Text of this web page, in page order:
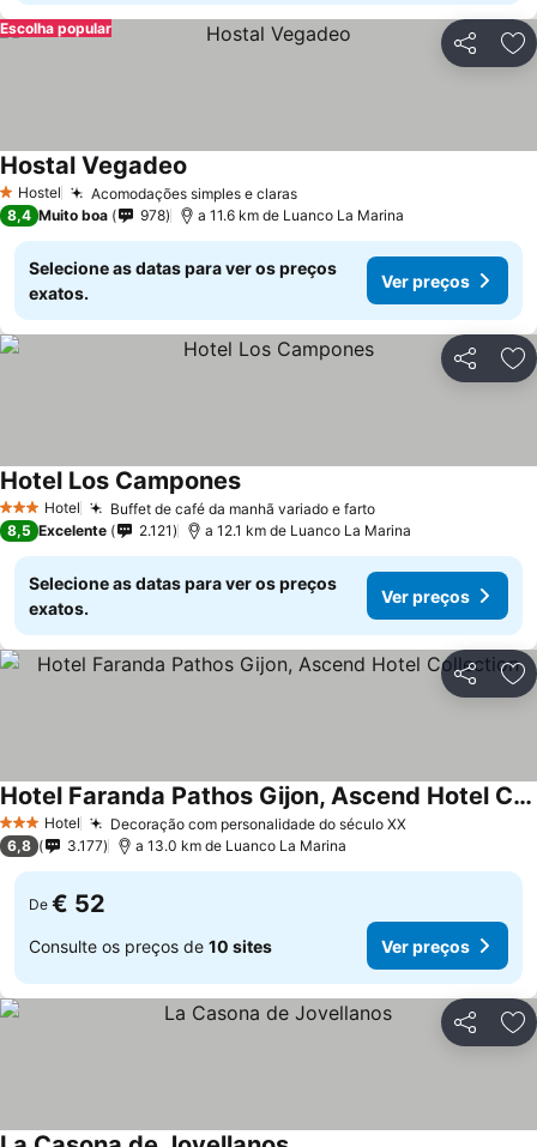
Partilhar
Escolha popular
1 Estrelas
Hostel Acomodações simples e clarasVer preços
Hostal Vegadeo
8,4 Muito boa 978 a 11.6 km de Luanco La Marina
Selecione as datas para ver os preços
exatos.
Ver preços
Partilhar
3 EstrelasHotel Buffet de café da manhã variado e fartoVer preços
Hotel Los CamponesVer preços
8,5 Excelente 2.121 a 12.1 km de Luanco La Marina
Selecione as datas para ver os preços
exatos.
Ver preços
Partilhar
3 EstrelasHotel Decoração com personalidade do século XXVer preços
Hotel Faranda Pathos Gijon, Ascend Hotel Collection
Ver preços
6,8 3.177 a 13.0 km de Luanco La Marina
De € 52
Consulte os preços de 10 sites Ver preços
Partilhar